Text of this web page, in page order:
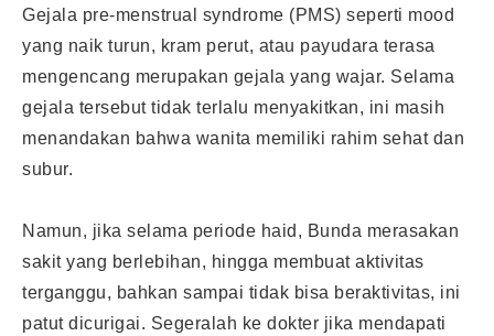
Gejala pre-menstrual syndrome (PMS) seperti mood
yang naik turun, kram perut, atau payudara terasa
mengencang merupakan gejala yang wajar. Selama
gejala tersebut tidak terlalu menyakitkan, ini masih
menandakan bahwa wanita memiliki rahim sehat dan
subur.
Namun, jika selama periode haid, Bunda merasakan
sakit yang berlebihan, hingga membuat aktivitas
terganggu, bahkan sampai tidak bisa beraktivitas, ini
patut dicurigai. Segeralah ke dokter jika mendapati